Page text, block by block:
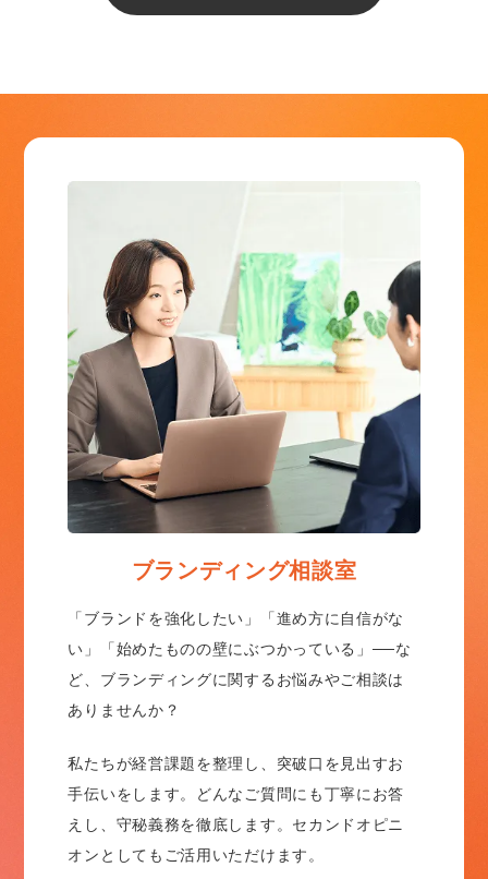
ブランディング相談室
「ブランドを強化したい」「進め方に自信がな
い」「始めたものの壁にぶつかっている」──な
ど、ブランディングに関するお悩みやご相談は
ありませんか？
私たちが経営課題を整理し、突破口を見出すお
手伝いをします。どんなご質問にも丁寧にお答
えし、守秘義務を徹底します。セカンドオピニ
オンとしてもご活用いただけます。